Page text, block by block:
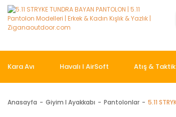
Kara Avı Havalı I AirSoft Atış &
Anasayfa Giyim I Ayakkabı Pantolonlar 5.11